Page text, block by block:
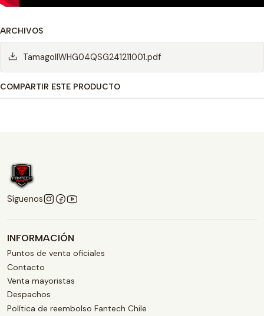
ARCHIVOS
TamagoIIWHG04QSG241211001.pdf
COMPARTIR ESTE PRODUCTO
Síguenos
INFORMACIÓN
Puntos de venta oficiales
Contacto
Venta mayoristas
Despachos
Política de reembolso Fantech Chile